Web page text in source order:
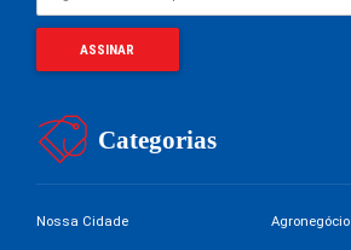
Categorias
Nossa Cidade Agronegócio